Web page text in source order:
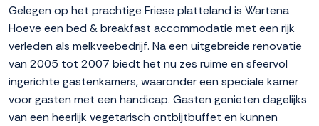
Gelegen op het prachtige Friese platteland is Wartena
Hoeve een bed & breakfast accommodatie met een rijk
verleden als melkveebedrijf. Na een uitgebreide renovatie
van 2005 tot 2007 biedt het nu zes ruime en sfeervol
ingerichte gastenkamers, waaronder een speciale kamer
voor gasten met een handicap. Gasten genieten dagelijks
van een heerlijk vegetarisch ontbijtbuffet en kunnen